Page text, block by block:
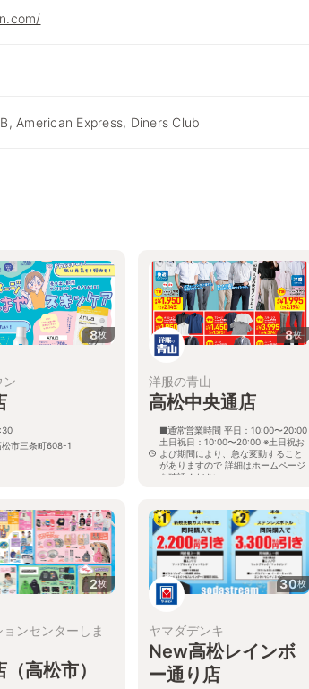
American Express, Diners Club
8枚
ン
松市三条町608-1
8枚
洋服の青山
高松中央通店
■通常営業時間 平日：10:00〜20:00
土日祝日：10:00〜20:00 ※土日祝お
よび期間により、急な変動すること
がありますので 詳細はホームページ
を確認ください
2枚
ンセンターしま
高松市）
30枚
ヤマダデンキ
New高松レインボ
ー通り店